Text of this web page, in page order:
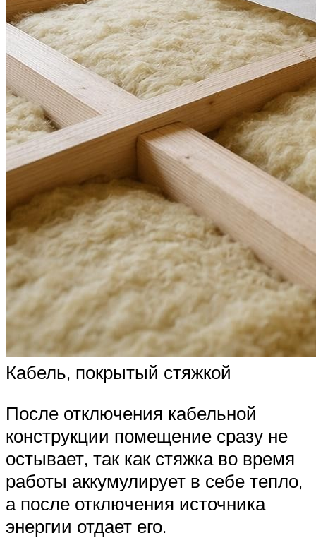
Кабель, покрытый стяжкой
После отключения кабельной
конструкции помещение сразу не
остывает, так как стяжка во время
работы аккумулирует в себе тепло,
а после отключения источника
энергии отдает его.